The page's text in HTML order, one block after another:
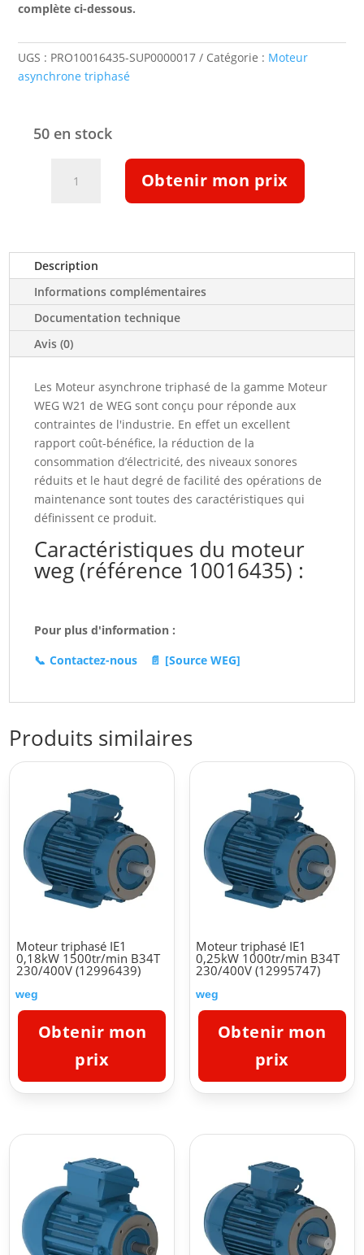
complète ci-dessous.
UGS : PRO10016435-SUP0000017 Catégorie : Moteur
asynchrone triphasé
50 en stock
1.8/7.2kw
750/1500tr/min
B3
400
V
(10016435)
Obtenir mon prix
Description
Informations complémentaires
Documentation technique
Avis (0)
Les Moteur asynchrone triphasé de la gamme Moteur
WEG W21 de WEG sont conçu pour réponde aux
contraintes de l'industrie. En effet un excellent
rapport coût-bénéfice, la réduction de la
consommation d’électricité, des niveaux sonores
réduits et le haut degré de facilité des opérations de
maintenance sont toutes des caractéristiques qui
définissent ce produit.
Caractéristiques du moteur
weg (référence 10016435) :
Pour plus d'information :
📞 Contactez-nous 📄 [Source WEG]
Produits similaires
Moteur triphasé IE1
0,18kW 1500tr/min B34T
230/400V (12996439)
weg
Obtenir mon
prix
Moteur triphasé IE1
0,25kW 1000tr/min B34T
230/400V (12995747)
weg
Obtenir mon
prix